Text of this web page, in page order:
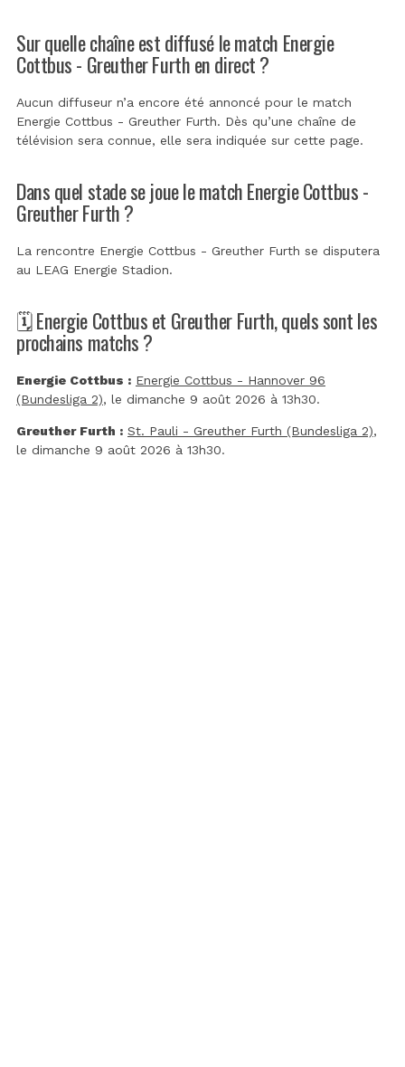
Sur quelle chaîne est diffusé le match Energie
Cottbus - Greuther Furth en direct ?
Aucun diffuseur n’a encore été annoncé pour le match
Energie Cottbus - Greuther Furth. Dès qu’une chaîne de
télévision sera connue, elle sera indiquée sur cette page.
Dans quel stade se joue le match Energie Cottbus -
Greuther Furth ?
La rencontre Energie Cottbus - Greuther Furth se disputera
au LEAG Energie Stadion.
🗓️ Energie Cottbus et Greuther Furth, quels sont les
prochains matchs ?
Energie Cottbus : Energie Cottbus - Hannover 96
(Bundesliga 2), le dimanche 9 août 2026 à 13h30.
Greuther Furth : St. Pauli - Greuther Furth (Bundesliga 2),
le dimanche 9 août 2026 à 13h30.